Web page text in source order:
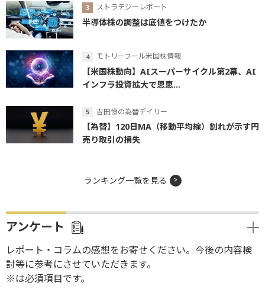
ストラテジーレポート
半導体株の調整は底値をつけたか
モトリーフール米国株情報
【米国株動向】AIスーパーサイクル第2幕、AI
インフラ投資拡大で恩恵...
吉田恒の為替デイリー
【為替】120日MA（移動平均線）割れが示す円
売り取引の損失
ランキング一覧を見る
アンケート
レポート・コラムの感想をお寄せください。今後の内容検
討等に参考にさせていただきます。
※は必須項目です。